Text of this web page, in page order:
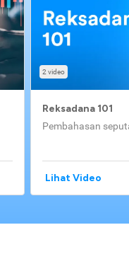
2 video
Reksadana 101
Pembahasan
Lihat Video